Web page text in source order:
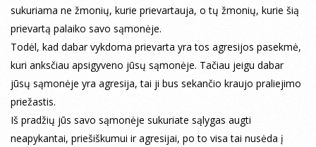
sukuriama ne žmonių, kurie prievartauja, o tų žmonių, kurie šią
prievartą palaiko savo sąmonėje.
Todėl, kad dabar vykdoma prievarta yra tos agresijos pasekmė,
kuri anksčiau apsigyveno jūsų sąmonėje. Tačiau jeigu dabar
jūsų sąmonėje yra agresija, tai ji bus sekančio kraujo praliejimo
priežastis.
Iš pradžių jūs savo sąmonėje sukuriate sąlygas augti
neapykantai, priešiškumui ir agresijai, po to visa tai nusėda į